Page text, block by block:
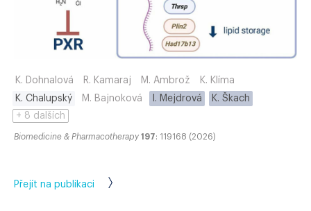
K. Dohnalová R. Kamaraj M. Ambrož
K. Klíma
K. Chalupský
M. Bajnoková I. Mejdrová
K. Škach
+ 8 dalších
Biomedicine & Pharmacotherapy 197: 119168 (2026)
Přejít na publikaci